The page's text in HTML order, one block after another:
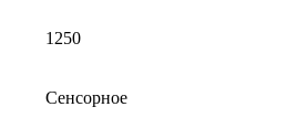
1250
Сенсорное